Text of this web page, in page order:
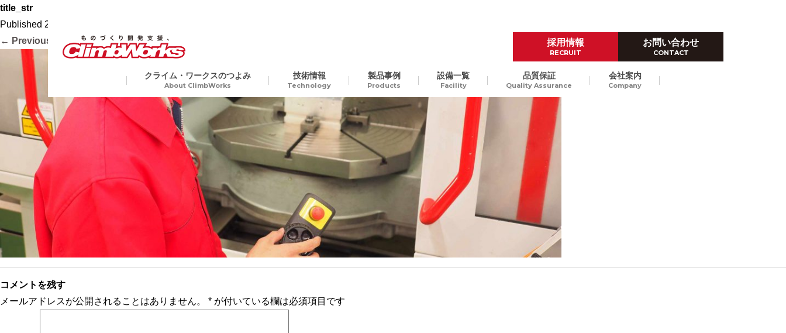
採用情報
RECRUIT
お問い合わせ
CONTACT
クライム・ワークスのつよみ
About ClimbWorks
試作・開発・量産総合支援 品質管理 開発工程の最適化
業界トップクラスの短納期 ODM生産 チャレンジ精神
技術情報
Technology
金属
Precision Machining
切削加工から各種表面処理、ギ
ア加工や電子ビーム溶接など、
複数工程を要する製品にも一貫
生産で対応
Molding Technology
汎用樹脂からスーパーエン
プラ、ガラス入りエンプラ
など。様々な樹脂素材に対
して、切削加工可能です
製品事例
Products
設備一覧
Facility
品質保証
Quality Assurance
会社案内
Company
title_str
Published 2020.10.16
← Previous
Next →
コメントを残す
メールアドレスが公開されることはありません。
* が付いている欄は必須項目です